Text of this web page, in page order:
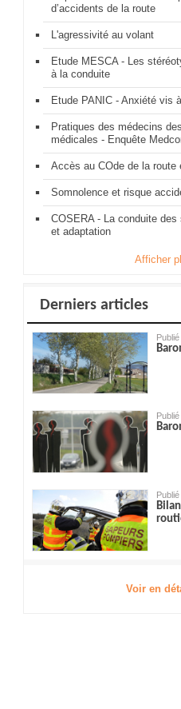
d’accidents de la route
L'agressivité au volant
Etude MESCA - Les
à la conduite
Etude PANIC - Anxiété vis
Pratiques des médecins
médicales - Enquête
Accès au COde de la route
Somnolence et risque
COSERA - La conduite
et adaptation
Afficher
Derniers articles
Voir en